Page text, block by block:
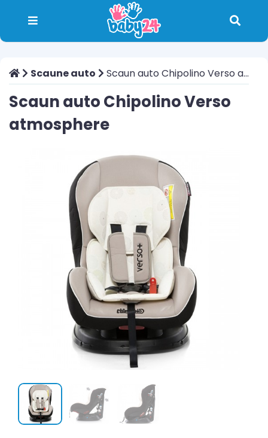
Scaune auto Scaun auto Chipolino Verso atmosphere
Scaun auto Chipolino Verso
atmosphere